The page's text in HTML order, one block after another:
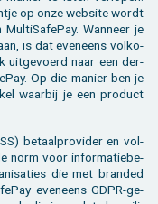
op onze web­si­te wordt
Wan­neer je
is dat even­eens vol­ko­
uit­ge­voerd naar een der­
Op die ma­nier ben je
waar­bij je een pro­duct
be­taal­pro­vi­der en vol­
norm voor in­for­ma­tie­be­
die met brand­ed
even­eens GDPR-ge­